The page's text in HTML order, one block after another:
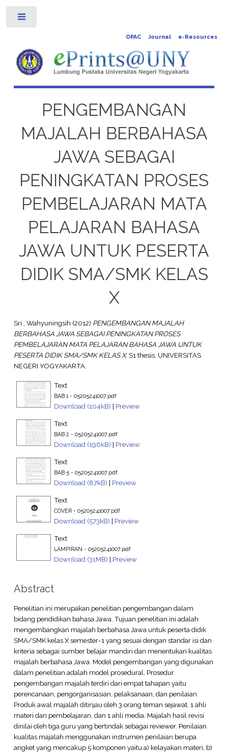
OPAC Journal e-Resources
PENGEMBANGAN
MAJALAH BERBAHASA
JAWA SEBAGAI
PENINGKATAN PROSES
PEMBELAJARAN MATA
PELAJARAN BAHASA
JAWA UNTUK PESERTA
DIDIK SMA/SMK KELAS
X
Sri , Wahyuningsih (2012) PENGEMBANGAN MAJALAH
BERBAHASA JAWA SEBAGAI PENINGKATAN PROSES
PEMBELAJARAN MATA PELAJARAN BAHASA JAWA UNTUK
PESERTA DIDIK SMA/SMK KELAS X.S1 thesis, UNIVERSITAS
NEGERI YOGYAKARTA.
Text
BAB 1 - 05205241007.pdf
Download (104kB) | Preview
Text
BAB 2 - 05205241007.pdf
Download (196kB) | Preview
Text
BAB 5 - 05205241007.pdf
Download (87kB) | Preview
Text
COVER - 05205241007.pdf
Download (573kB) | Preview
Text
LAMPIRAN - 05205241007.pdf
Download (31MB) | Preview
Abstract
Penelitian ini merupakan penelitian pengembangan dalam
bidang pendidikan bahasa Jawa. Tujuan penelitian ini adalah
mengembangkan majalah berbahasa Jawa untuk peserta didik
SMA/SMK kelas X semester-1 yang sesuai dengan standar isi dan
kriteria sebagai sumber belajar mandiri dan menentukan kualitas
majalah berbahasa Jawa. Model pengembangan yang digunakan
dalam penelitian adalah model prosedural. Prosedur
pengembangan majalah terdiri dari empat tahapan yaitu
perencanaan, pengorganisasian, pelaksanaan, dan penilaian.
Produk awal majalah ditinjau oleh 3 orang teman sejawat, 1 ahli
materi dan pembelajaran, dan 1 ahli media. Majalah hasil revisi
dinilai oleh tiga guru yang bertindak sebagai reviewer. Penilaian
kualitas majalah menggunakan instrumen penilaian berupa
angket yang mencakup 5 komponen yaitu a) kelayakan materi, b)